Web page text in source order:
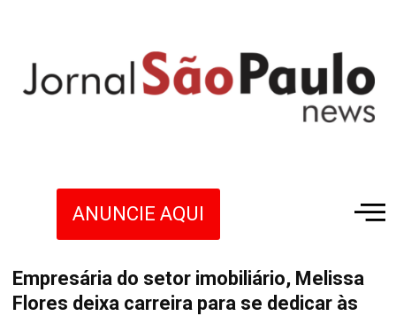
ANUNCIE AQUI
Empresária do setor imobiliário, Melissa
Flores deixa carreira para se dedicar às